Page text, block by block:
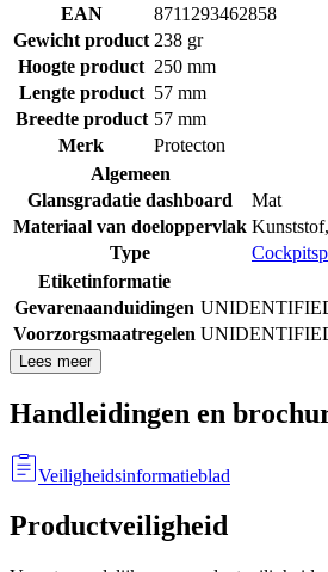
EAN
8711293462858
Gewicht product 238 gr
Hoogte product 250 mm
Lengte product 57 mm
Breedte product 57 mm
Merk
Protecton
Algemeen
Glansgradatie dashboard
Mat
Materiaal van doeloppervlak Kunststof,
Type
Etiketinformatie
Gevarenaanduidingen
Voorzorgsmaatregelen
Lees meer
Handleidingen en
Veiligheidsinformatieblad
Productveiligheid